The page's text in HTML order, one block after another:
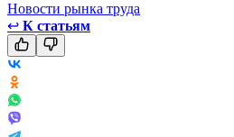
Новости рынка труда
↩ К статьям